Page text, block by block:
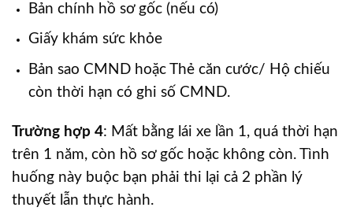
Bản chính hồ sơ gốc (nếu có)
Giấy khám sức khỏe
Bản sao CMND hoặc Thẻ căn cước/ Hộ chiếu
còn thời hạn có ghi số CMND.
Trường hợp 4: Mất bằng lái xe lần 1, quá thời hạn
trên 1 năm, còn hồ sơ gốc hoặc không còn. Tình
huống này buộc bạn phải thi lại cả 2 phần lý
thuyết lẫn thực hành.